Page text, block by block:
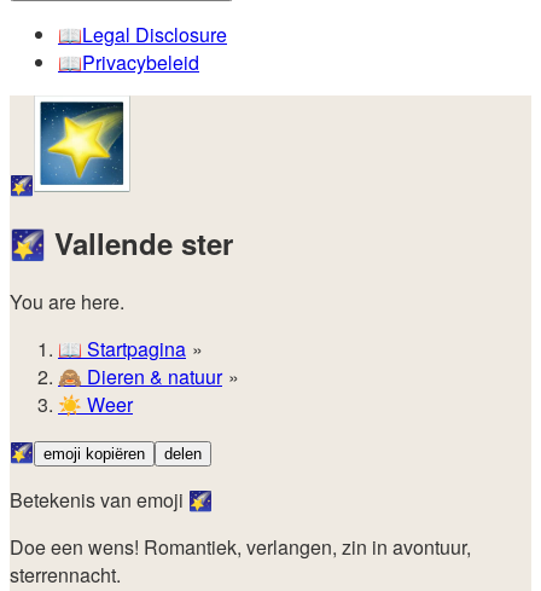
📖️Legal Disclosure
📖️Privacybeleid
🌠
🌠 Vallende ster
You are here.
📖 Startpagina
🙈️ Dieren & natuur
☀️ Weer
🌠 emoji kopiëren delen
Betekenis van emoji 🌠
Doe een wens! Romantiek, verlangen, zin in avontuur,
sterrennacht.